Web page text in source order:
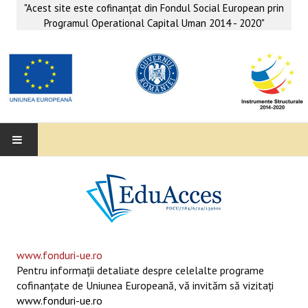
"Acest site este cofinanţat din Fondul Social European prin
Programul Operational Capital Uman 2014 - 2020"
SUPORT EDUCAȚIONAL MATEMATICĂ- INFORMATICĂ
SERVICII PSIHO-SOCIALE
www.fonduri-ue.ro
Pentru informaţii detaliate despre celelalte programe
cofinanţate de Uniunea Europeană, vă invităm să vizitaţi
www.fonduri-ue.ro